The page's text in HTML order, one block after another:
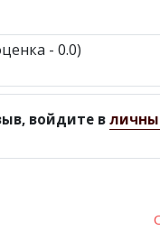
- 0.0)
войдите в